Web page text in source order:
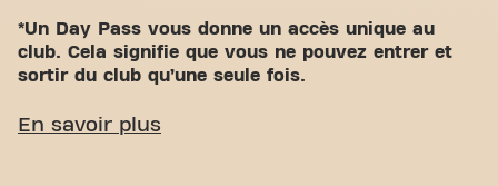
*Un Day Pass vous donne un accès unique au
club. Cela signifie que vous ne pouvez entrer et
sortir du club qu’une seule fois.